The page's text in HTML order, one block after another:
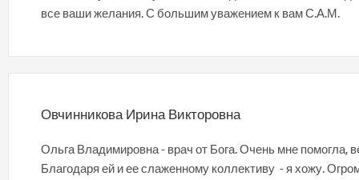
все ваши желания. С большим уважением к вам С.А.М.
Овчинникова Ирина Викторовна
Ольга Владимировна - врач от Бога. Очень мне помогла,
Благодаря ей и ее слаженному коллективу - я хожу.